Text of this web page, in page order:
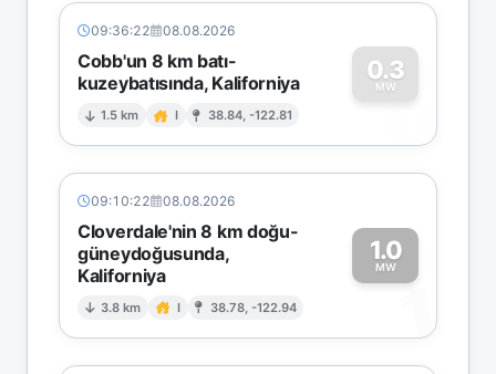
09:36:22 08.08.2026
Cobb'un 8 km batı-
kuzeybatısında, Kaliforniya
1.5 km I 38.84, -122.81
0.3
MW
0
09:10:22 08.08.2026
Cloverdale'nin 8 km doğu-
güneydoğusunda,
Kaliforniya
3.8 km I 38.78, -122.94
1.0
MW
1